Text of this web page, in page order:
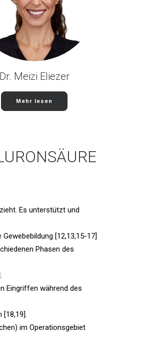
Dr. Meizi Eliezer
Mehr lesen
Es unterstützt und
[12,13,15-17]
Phasen des
Eingriffen während des
[18,19].
im Operationsgebiet